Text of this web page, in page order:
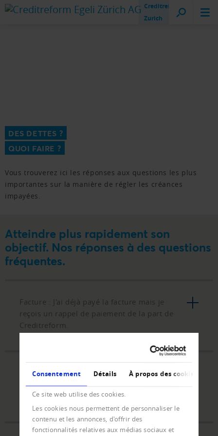
Consentement Détails À propos des cookies
Ce site web utilise des cookies.
Les cookies nous permettent de personnaliser le
contenu et les annonces, d'offrir des
fonctionnalités relatives aux médias sociaux et
Creditreform
Zurich
DES DETTES ?
QUOI FAIRE ?
Vous trouverez ici les réponses aux questions les plus
importantes sur la manière de régler les créances
impayées.
Atteindre plus rapidement son
objectif. Nos réponses à des questions
fréquentes.
Facture : J'ai déjà payé la facture mais je
reçois un rappel de paiement de la part de
Creditreform.
Paiement : Je souhaite régler une créance de
recouvrement et je n'ai pas de bulletin de
versement.